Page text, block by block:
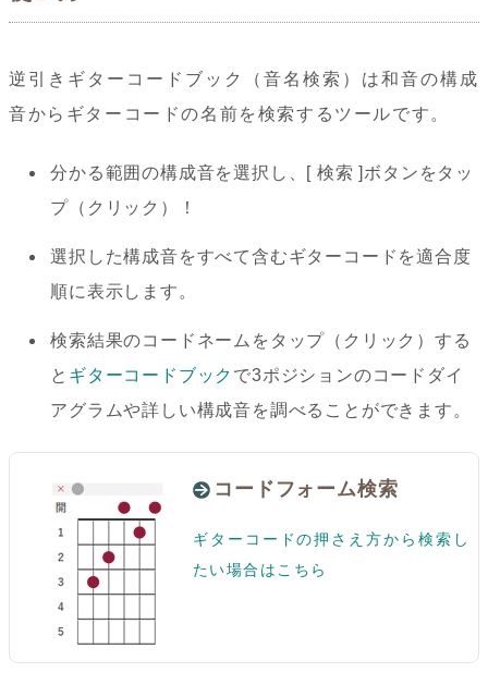
逆引きギターコードブック（音名検索）は和音の構成
音からギターコードの名前を検索するツールです。
分かる範囲の構成音を選択し、[ 検索 ]ボタンをタッ
プ（クリック）！
選択した構成音をすべて含むギターコードを適合度
順に表示します。
検索結果のコードネームをタップ（クリック）する
と ギターコードブック で3ポジションのコードダイ
アグラムや詳しい構成音を調べることができます。
コードフォーム検索
ギターコードの押さえ方から検索し
たい場合はこちら